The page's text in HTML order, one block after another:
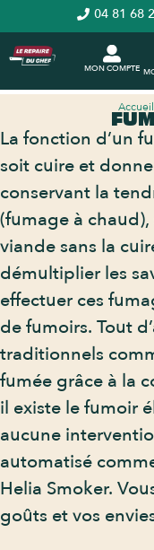
04 81 68
MON COMPTE
Accueil
La fonction d’un
soit cuire et
conservant la
(fumage à
viande sans la
démultiplier les
effectuer ces
de fumoirs. Tout
traditionnels
fumée grâce à la
il existe le fumoir
aucune
automatisé
Helia Smoker.
goûts et vos